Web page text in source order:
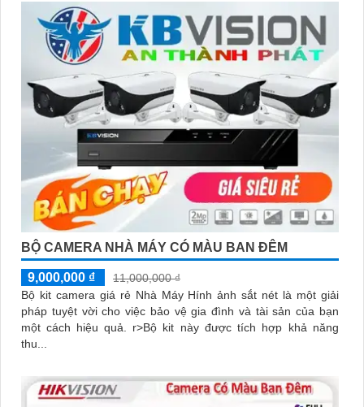
BỘ CAMERA NHÀ MÁY CÓ MÀU BAN ĐÊM
9,000,000 ₫
11,000,000 ₫
Bộ kit camera giá rẻ Nhà Máy Hính ảnh sắt nét là một giải
pháp tuyệt vời cho việc bảo vệ gia đình và tài sản của bạn
một cách hiệu quả. r>Bộ kit này được tích hợp khả năng
thu...